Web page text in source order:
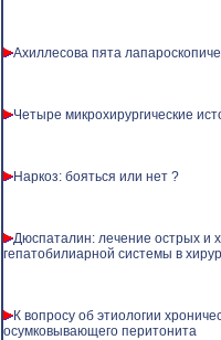
Ахиллесова пята
Четыре микрохирургические
Наркоз: бояться или нет ?
Дюспаталин: лечение острых и
гепатобилиарной системы в
К вопросу об этиологии
осумковывающего перитонита